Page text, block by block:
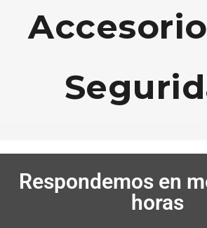
Zapatos de Seguridad
Protección Eléctrica
Respondemos en
horas